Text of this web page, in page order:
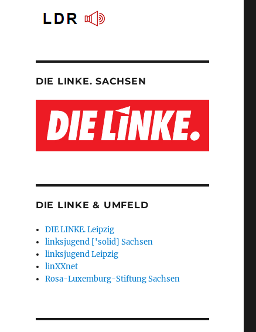
DIE LINKE. SACHSEN
DIE LINKE & UMFELD
DIE LINKE. Leipzig
linksjugend ['solid] Sachsen
linksjugend Leipzig
linXXnet
Rosa-Luxemburg-Stiftung Sachsen